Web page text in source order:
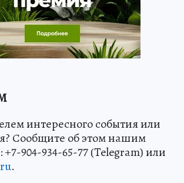
интересного события или
Сообщите об этом нашим
904-934-65-77 (Telegram) или
.